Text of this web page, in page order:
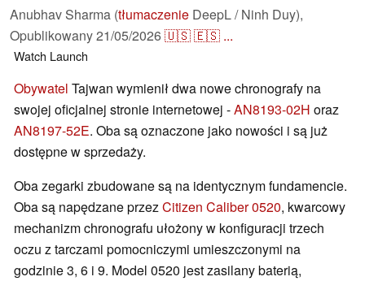
Anubhav Sharma (tłumaczenie DeepL / Ninh Duy),
Opublikowany21/05/2026🇺🇸🇪🇸 ...
Watch Launch
Obywatel Tajwan wymienił dwa nowe chronografy na
swojej oficjalnej stronie internetowej -AN8193-02H oraz
AN8197-52E. Oba są oznaczone jako nowości i są już
dostępne w sprzedaży.
Oba zegarki zbudowane są na identycznym fundamencie.
Oba są napędzane przezCitizen Caliber 0520, kwarcowy
mechanizm chronografu ułożony w konfiguracji trzech
oczu z tarczami pomocniczymi umieszczonymi na
godzinie 3, 6 i 9. Model 0520 jest zasilany baterią,